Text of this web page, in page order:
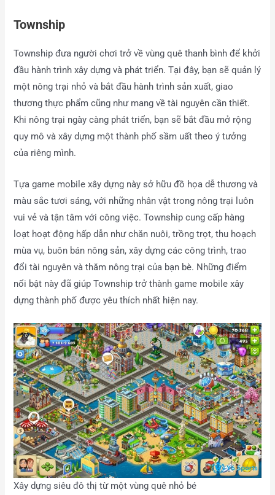
Township
Township đưa người chơi trở về vùng quê thanh bình để khởi
đầu hành trình xây dựng và phát triển. Tại đây, bạn sẽ quản lý
một nông trại nhỏ và bắt đầu hành trình sản xuất, giao
thương thực phẩm cũng như mang về tài nguyên cần thiết.
Khi nông trại ngày càng phát triển, bạn sẽ bắt đầu mở rộng
quy mô và xây dựng một thành phố sầm uất theo ý tưởng
của riêng mình.
Tựa game mobile xây dựng này sở hữu đồ họa dễ thương và
màu sắc tươi sáng, với những nhân vật trong nông trại luôn
vui vẻ và tận tâm với công việc. Township cung cấp hàng
loạt hoạt động hấp dẫn như chăn nuôi, trồng trọt, thu hoạch
mùa vụ, buôn bán nông sản, xây dựng các công trình, trao
đổi tài nguyên và thăm nông trại của bạn bè. Những điểm
nổi bật này đã giúp Township trở thành game mobile xây
dựng thành phố được yêu thích nhất hiện nay.
Xây dựng siêu đô thị từ một vùng quê nhỏ bé